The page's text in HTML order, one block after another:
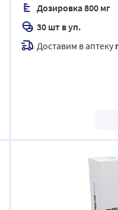
Дозировка 800 мг
30 шт в уп.
Доставим в аптеку